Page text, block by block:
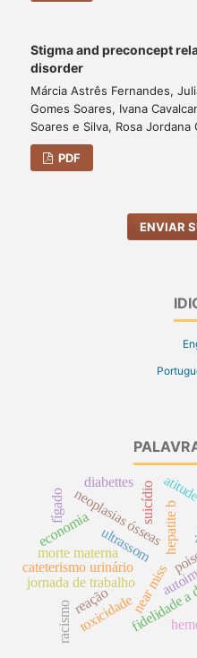
Stigma and preconcept
disorder
Márcia Astrês Fernandes,
Gomes Soares, Ivana
Soares e Silva, Rosa Jordana
PDF
ENVIAR
hepatite b
neoplasias ósseas
ultrassom
cateterismo urinárionear miss
fidelidade
jornada de trabalho
morte materna
economia
suicídio
reação
diabettes
toxicidade
fígado
racismo
atitude